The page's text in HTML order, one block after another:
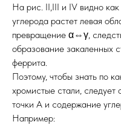
На рис. II,III и IV видно
углерода растет левая
превращение α⇔γ,
образование закаленных
феррита.
Поэтому, чтобы знать по
хромистые стали, следует
точки А и содержание
Например: